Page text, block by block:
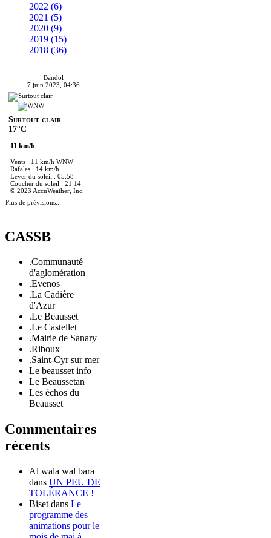
2022 (6)
2021 (5)
2020 (9)
2019 (15)
2018 (36)
Bandol
7 juin 2023, 04:36
Surtout clair
17°C
11 km/h
Vents : 11 km/h WNW
Rafales : 14 km/h
Lever du soleil : 05:58
Coucher du soleil : 21:14
© 2023 AccuWeather, Inc.
Plus de prévisions...
CASSB
.Communauté
d'aglomération
.Evenos
.La Cadière
d'Azur
.Le Beausset
.Le Castellet
.Mairie de Sanary
.Riboux
.Saint-Cyr sur mer
Le beausset info
Le Beaussetan
Les échos du
Beausset
Commentaires
récents
Al wala wal bara
dans UN PEU DE
TOLÉRANCE !
Biset dans Le
programme des
animations pour le